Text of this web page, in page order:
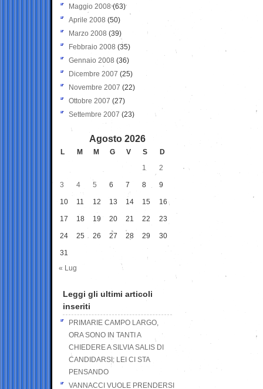
Maggio 2008(63)
Aprile 2008 (50)
Marzo 2008 (39)
Febbraio 2008 (35)
Gennaio 2008 (36)
Dicembre 2007 (25)
Novembre 2007 (22)
Ottobre 2007 (27)
Settembre 2007 (23)
Agosto 2026
L M M G V S
D
1
2
3 4 5 6 7 8 9
10 11 12 13 14 15 16
17 18 19 20 21 22 23
24 25 26 27 28 29 30
31
« Lug
Leggi gli ultimi articoli
inseriti
PRIMARIE CAMPO LARGO,
ORA SONO IN TANTI A
CHIEDERE A SILVIA SALIS DI
CANDIDARSI: LEI CI STA
PENSANDO
VANNACCI VUOLE PRENDERSI